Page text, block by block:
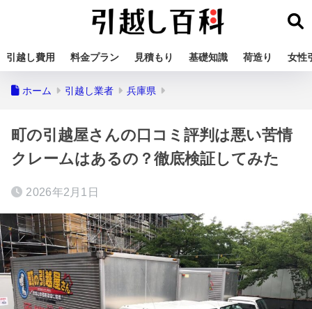
引越し費用 料金プラン 見積もり 基礎知識 荷造り 女性
ホーム 引越し業者 兵庫県
町の引越屋さんの口コミ評判は悪い苦情
クレームはあるの？徹底検証してみた
2026年2月1日